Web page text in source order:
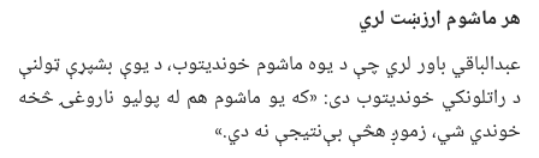
هر ماشوم ارزښت لري
عبدالباقي باور لري چې د یوه ماشوم خوندیتوب، د یوې بشپړې ټولنې
د راتلونکي خوندیتوب دی: «که یو ماشوم هم له پولیو ناروغۍ څخه
خوندي شي، زموږ هڅې بې‌نتیجې نه دي.»